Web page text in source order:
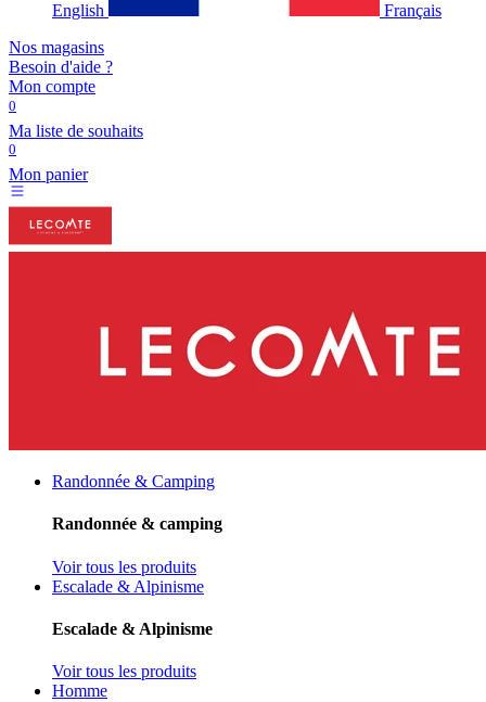
English
Français
Nos magasins
Besoin d'aide ?
Mon compte
0
Ma liste de souhaits
0
Mon panier
Randonnée & Camping
Randonnée & camping
Voir tous les produits
Escalade & Alpinisme
Escalade & Alpinisme
Voir tous les produits
Homme